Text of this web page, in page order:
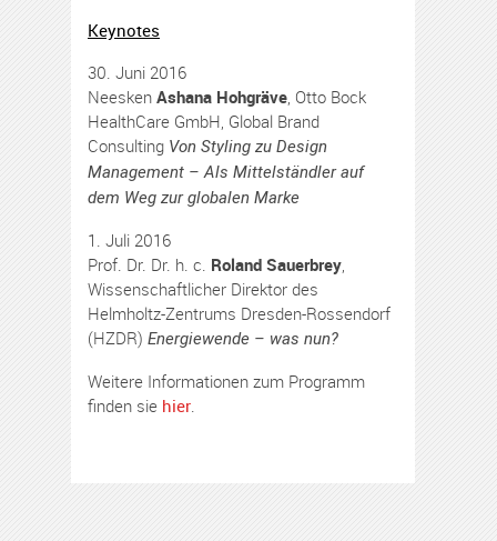
Keynotes
30. Juni 2016
Neesken Ashana Hohgräve , Otto Bock
HealthCare GmbH, Global Brand
Consulting Von Styling zu Design
Management – Als Mittelständler auf
dem Weg zur globalen Marke
1. Juli 2016
Prof. Dr. Dr. h. c. Roland Sauerbrey
Wissenschaftlicher Direktor des
Helmholtz-Zentrums Dresden-Rossendorf
(HZDR) Energiewende – was nun?
Weitere Informationen zum Programm
finden sie hier